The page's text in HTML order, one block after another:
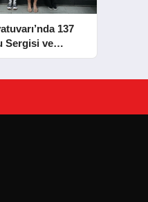
137
Sergisi ve